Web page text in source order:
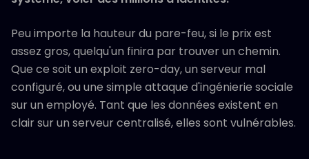
Peu importe la hauteur du pare-feu, si le prix est
assez gros, quelqu'un finira par trouver un chemin.
Que ce soit un exploit zero-day, un serveur mal
configuré, ou une simple attaque d'ingénierie sociale
sur un employé. Tant que les données existent en
clair sur un serveur centralisé, elles sont vulnérables.